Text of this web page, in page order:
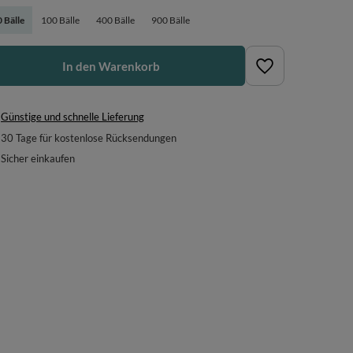
Bälle 100 Bälle 400 Bälle 900 Bälle
In den Warenkorb
Günstige und schnelle Lieferung
30 Tage für kostenlose Rücksendungen
Sicher einkaufen